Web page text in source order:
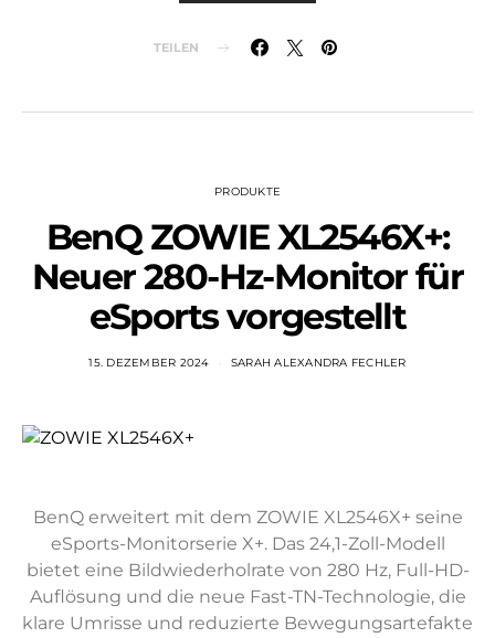
TEILEN
PRODUKTE
BenQ ZOWIE XL2546X+:
Neuer 280-Hz-Monitor für
eSports vorgestellt
15. DEZEMBER 2024 SARAH ALEXANDRA FECHLER
BenQ erweitert mit dem ZOWIE XL2546X+ seine
eSports-Monitorserie X+. Das 24,1-Zoll-Modell
bietet eine Bildwiederholrate von 280 Hz, Full-HD-
Auflösung und die neue Fast-TN-Technologie, die
klare Umrisse und reduzierte Bewegungsartefakte